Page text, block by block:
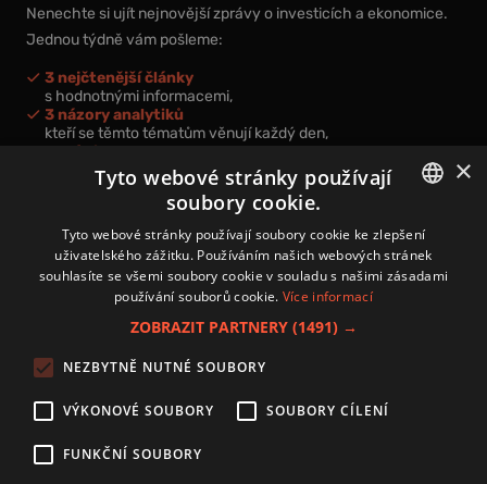
Nenechte si ujít nejnovější zprávy o investicích a ekonomice.
Jednou týdně vám pošleme:
3 nejčtenější články
s hodnotnými informacemi,
3 názory analytiků
kteří se těmto tématům věnují každý den,
nová videa a podcasty
k prohloubení vašich znalostí.
Přihlášením k newsletteru vyjadřujete svůj souhlas spodmínkami
zpracování osobních údajů.
Zásady používání souborů cookies
Autoři
Nastavení cookies
CZECH
×
Tyto webové stránky používají
soubory cookie.
Tyto webové stránky používají soubory cookie ke zlepšení
uživatelského zážitku. Používáním našich webových stránek
souhlasíte se všemi soubory cookie v souladu s našimi zásadami
používání souborů cookie. Více informací
ZOBRAZIT PARTNERY (1491) →
NEZBYTNĚ NUTNÉ SOUBORY
VÝKONOVÉ SOUBORY SOUBORY CÍLENÍ
FUNKČNÍ SOUBORY